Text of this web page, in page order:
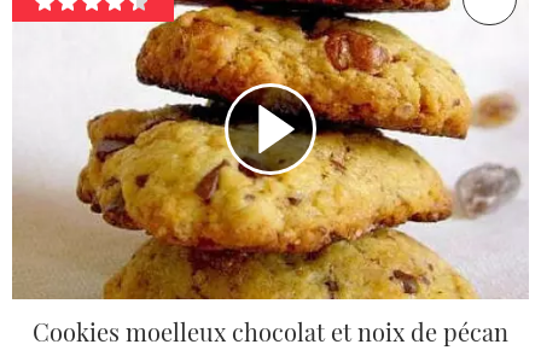
Cookies moelleux chocolat et noix de pécan